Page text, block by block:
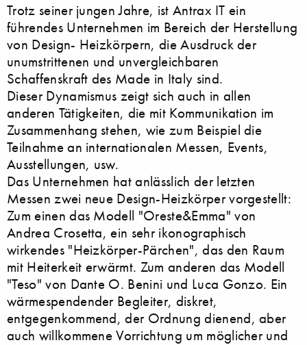
Trotz seiner jungen Jahre, ist Antrax IT ein
führendes Unternehmen im Bereich der Herstellung
von Design- Heizkörpern, die Ausdruck der
unumstrittenen und unvergleichbaren
Schaffenskraft des Made in Italy sind.
Dieser Dynamismus zeigt sich auch in allen
anderen Tätigkeiten, die mit Kommunikation im
Zusammenhang stehen, wie zum Beispiel die
Teilnahme an internationalen Messen, Events,
Ausstellungen, usw.
Das Unternehmen hat anlässlich der letzten
Messen zwei neue Design-Heizkörper vorgestellt:
Zum einen das Modell "Oreste&Emma" von
Andrea Crosetta, ein sehr ikonographisch
wirkendes "Heizkörper-Pärchen", das den Raum
mit Heiterkeit erwärmt. Zum anderen das Modell
"Teso" von Dante O. Benini und Luca Gonzo. Ein
wärmespendender Begleiter, diskret,
entgegenkommend, der Ordnung dienend, aber
auch willkommene Vorrichtung um möglicher und